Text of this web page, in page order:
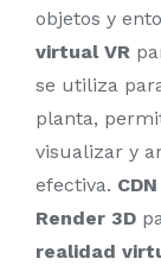
objetos y
virtual VR
se utiliza
planta,
visualizar y
efectiva.
Render 3D
realidad